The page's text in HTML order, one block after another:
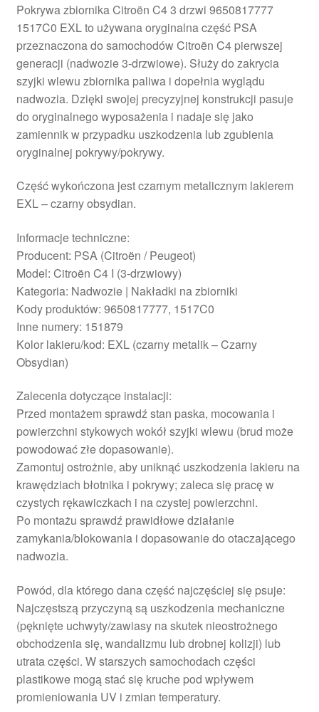
Pokrywa zbiornika Citroën C4 3 drzwi 9650817777
1517C0 EXL to używana oryginalna część PSA
przeznaczona do samochodów Citroën C4 pierwszej
generacji (nadwozie 3-drzwiowe). Służy do zakrycia
szyjki wlewu zbiornika paliwa i dopełnia wyglądu
nadwozia. Dzięki swojej precyzyjnej konstrukcji pasuje
do oryginalnego wyposażenia i nadaje się jako
zamiennik w przypadku uszkodzenia lub zgubienia
oryginalnej pokrywy/pokrywy.
Część wykończona jest czarnym metalicznym lakierem
EXL – czarny obsydian.
Informacje techniczne:
Producent: PSA (Citroën / Peugeot)
Model: Citroën C4 I (3-drzwiowy)
Kategoria: Nadwozie | Nakładki na zbiorniki
Kody produktów: 9650817777, 1517C0
Inne numery: 151879
Kolor lakieru/kod: EXL (czarny metalik – Czarny
Obsydian)
Zalecenia dotyczące instalacji:
Przed montażem sprawdź stan paska, mocowania i
powierzchni stykowych wokół szyjki wlewu (brud może
powodować złe dopasowanie).
Zamontuj ostrożnie, aby uniknąć uszkodzenia lakieru na
krawędziach błotnika i pokrywy; zaleca się pracę w
czystych rękawiczkach i na czystej powierzchni.
Po montażu sprawdź prawidłowe działanie
zamykania/blokowania i dopasowanie do otaczającego
nadwozia.
Powód, dla którego dana część najczęściej się psuje:
Najczęstszą przyczyną są uszkodzenia mechaniczne
(pęknięte uchwyty/zawiasy na skutek nieostrożnego
obchodzenia się, wandalizmu lub drobnej kolizji) lub
utrata części. W starszych samochodach części
plastikowe mogą stać się kruche pod wpływem
promieniowania UV i zmian temperatury.